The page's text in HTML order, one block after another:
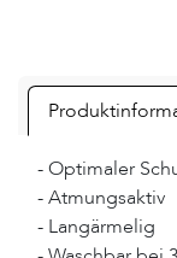
- Optimaler
- Atmungsaktiv
- Langärmelig